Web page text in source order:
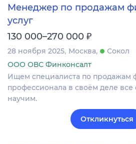
Менеджер по продажам
услуг
130 000–270 000 ₽
28 ноября 2025 Москва
Сокол
ООО ОВС Финконсалт
Ищем специалиста по продажам
профессионала в своём деле все
научим.
Откликнуться